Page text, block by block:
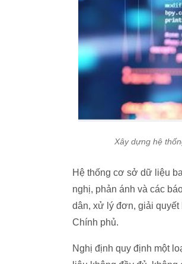
Xây dựng hệ
Hệ thống cơ sở dữ liệu
nghị, phản ánh và các
dân, xử lý đơn, giải quyết
Chính phủ.
Nghị định quy định một